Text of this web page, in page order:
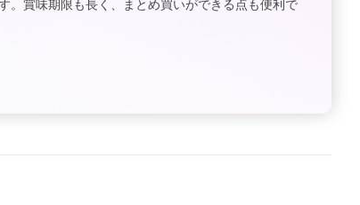
。賞味期限も長く、まとめ買いができる点も便利で